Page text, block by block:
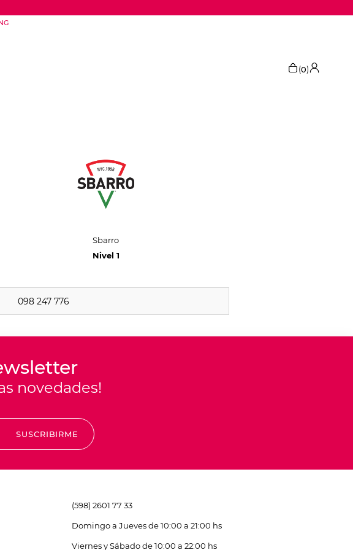
(0)
Sbarro
Nivel 1
098 247 776
novedades!
SUSCRIBIRME
(598) 2601 77 33
Domingo a Jueves de 10:00 a 21:00 hs
Viernes y Sábado de 10:00 a 22:00 hs